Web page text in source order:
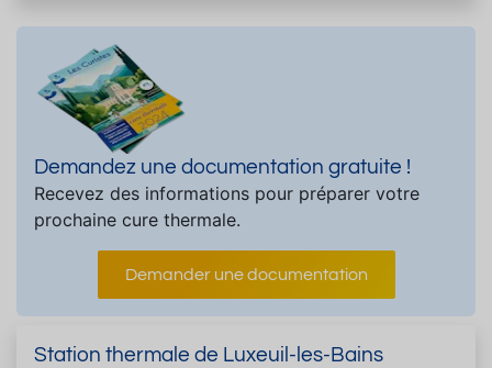
Demandez une documentation gratuite !
Recevez des informations pour préparer votre
prochaine cure thermale.
Demander une documentation
Station thermale de Luxeuil-les-Bains